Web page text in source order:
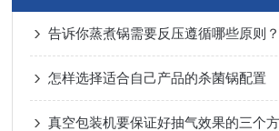
告诉你蒸煮锅需要反压遵循哪些原则？
怎样选择适合自己产品的杀菌锅配置
真空包装机要保证好抽气效果的三个